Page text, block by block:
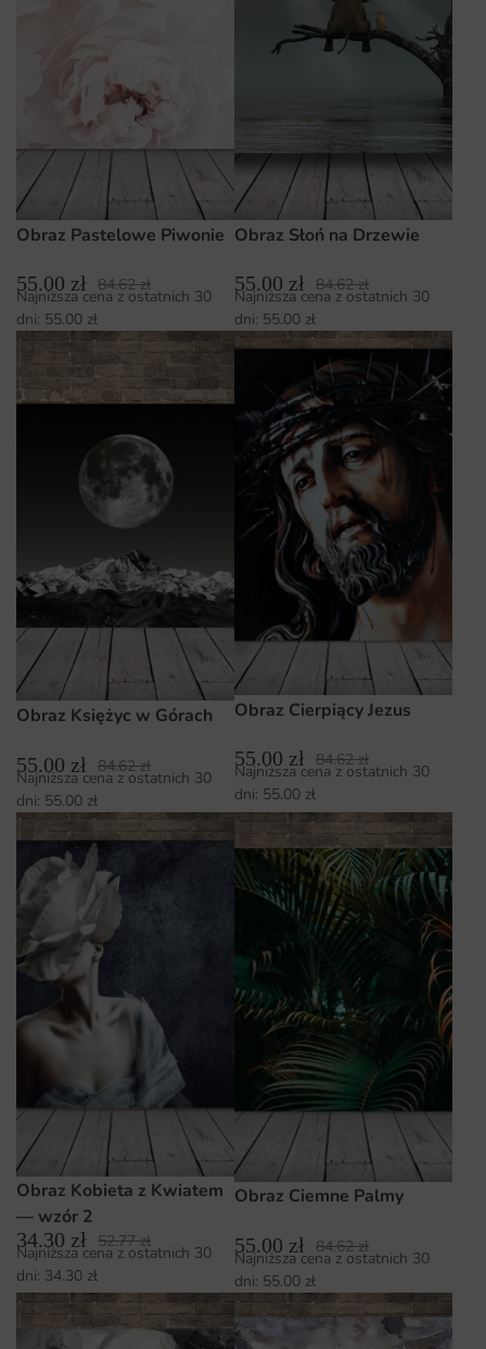
Obraz Pastelowe Piwonie
55.00 zł 84.62zł
Najniższa cena z ostatnich 30
dni: 55.00 zł
Obraz Słoń na Drzewie
55.00 zł 84.62zł
Najniższa cena z ostatnich 30
dni: 55.00 zł
Obraz Księżyc w Górach
55.00 zł 84.62zł
Najniższa cena z ostatnich 30
dni: 55.00 zł
Obraz Cierpiący Jezus
55.00 zł 84.62zł
Najniższa cena z ostatnich 30
dni: 55.00 zł
Obraz Kobieta z Kwiatem
— wzór 2
34.30 zł 52.77zł
Najniższa cena z ostatnich 30
dni: 34.30 zł
Obraz Ciemne Palmy
55.00 zł 84.62zł
Najniższa cena z ostatnich 30
dni: 55.00 zł